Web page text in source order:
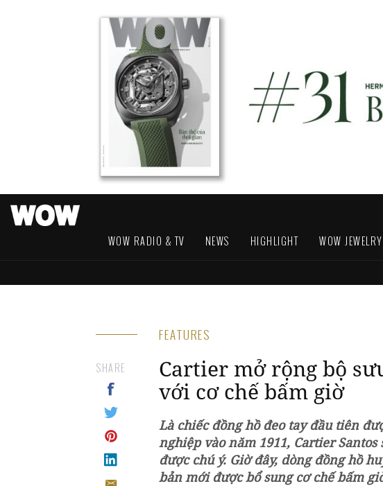
WOW RADIO & TV NEWS HIGHLIGHT WOW JEWELRY
FEATURES
Cartier mở rộng bộ
với cơ chế bấm giờ
Là chiếc đồng hồ đeo tay đầu tiên
nghiệp vào năm 1911, Cartier
được chú ý. Giờ đây, dòng đồng hồ
bản mới được bổ sung cơ chế bấm
SHARE